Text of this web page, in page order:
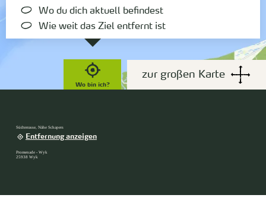
Wo bin ich?
Wo du dich aktuell befindest
Wie weit das Ziel entfernt ist
zur großen Karte
Südterrasse, Nähe Schapers
Entfernung anzeigen
Promenade - Wyk
25938 Wyk